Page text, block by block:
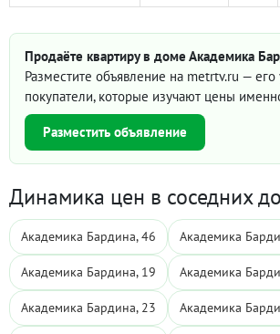
Продаёте квартиру в доме Академика
Разместите объявление на metrtv.ru — его
покупатели, которые изучают цены
Разместить объявление
Динамика цен в соседних
Академика Бардина, 46 Академика
Академика Бардина, 19 Академика
Академика Бардина, 23 Академика